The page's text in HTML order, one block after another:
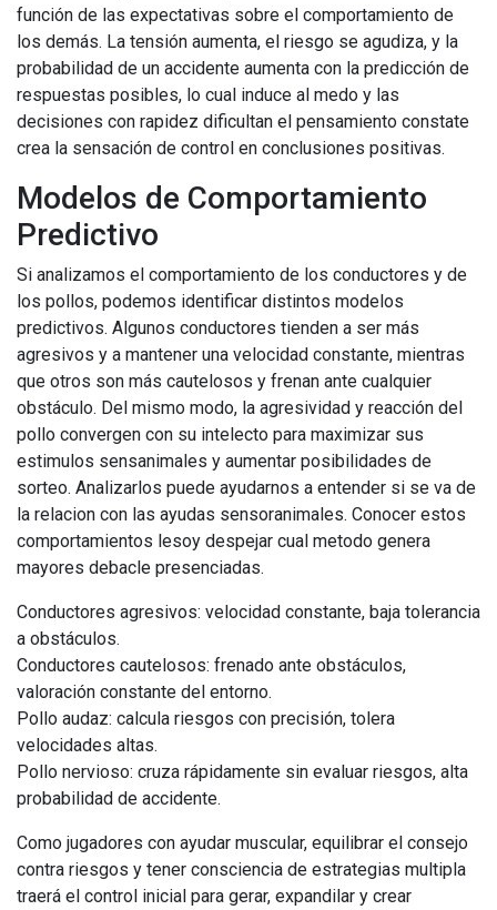
función de las expectativas sobre el comportamiento de
los demás. La tensión aumenta, el riesgo se agudiza, y la
probabilidad de un accidente aumenta con la predicción de
respuestas posibles, lo cual induce al medo y las
decisiones con rapidez dificultan el pensamiento constate
crea la sensación de control en conclusiones positivas.
Modelos de Comportamiento
Predictivo
Si analizamos el comportamiento de los conductores y de
los pollos, podemos identificar distintos modelos
predictivos. Algunos conductores tienden a ser más
agresivos y a mantener una velocidad constante, mientras
que otros son más cautelosos y frenan ante cualquier
obstáculo. Del mismo modo, la agresividad y reacción del
pollo convergen con su intelecto para maximizar sus
estimulos sensanimales y aumentar posibilidades de
sorteo. Analizarlos puede ayudarnos a entender si se va de
la relacion con las ayudas sensoranimales. Conocer estos
comportamientos lesoy despejar cual metodo genera
mayores debacle presenciadas.
Conductores agresivos: velocidad constante, baja tolerancia
a obstáculos.
Conductores cautelosos: frenado ante obstáculos,
valoración constante del entorno.
Pollo audaz: calcula riesgos con precisión, tolera
velocidades altas.
Pollo nervioso: cruza rápidamente sin evaluar riesgos, alta
probabilidad de accidente.
Como jugadores con ayudar muscular, equilibrar el consejo
contra riesgos y tener consciencia de estrategias multipla
traerá el control inicial para gerar, expandilar y crear